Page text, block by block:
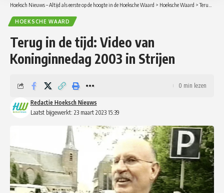
Hoeksch Nieuws – Altijd als eerste op de hoogte in de Hoeksche Waard > Hoeksche Waard >Terug in de tijd: Video van Koninginnedag 2003 in Strijen
HOEKSCHE WAARD
Terug in de tijd: Video van
Koninginnedag 2003 in Strijen
Laatst bijgewerkt: 23 maart 2023 15:39
Redactie Hoeksch Nieuws
0 min lezen